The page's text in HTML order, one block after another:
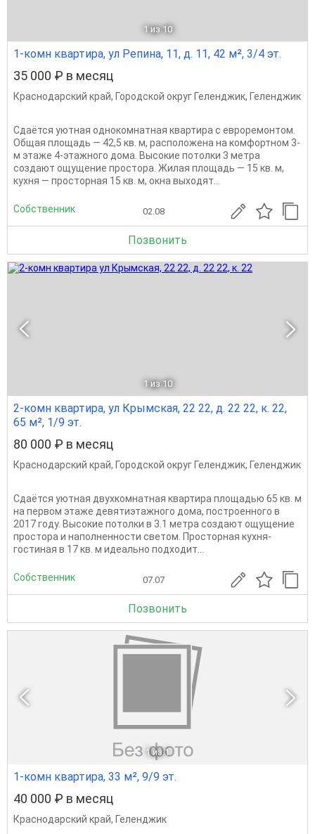
1 из 10
1-комн квартира, ул Репина, 11, д. 11, 42 м², 3/4 эт.
35 000 ₽ в месяц
Краснодарский край, Городской округ Геленджик, Геленджик
Сдаётся уютная однокомнатная квартира с евроремонтом.
Общая площадь — 42,5 кв. м, расположена на комфортном 3-
м этаже 4-этажного дома. Высокие потолки 3 метра
создают ощущение простора. Жилая площадь — 15 кв. м,
кухня — просторная 15 кв. м, окна выходят...
Собственник 02.08
Позвонить
1 из 10
2-комн квартира, ул Крымская, 22 22, д. 22 22, к. 22,
65 м², 1/9 эт.
80 000 ₽ в месяц
Краснодарский край, Городской округ Геленджик, Геленджик
Сдаётся уютная двухкомнатная квартира площадью 65 кв. м
на первом этаже девятиэтажного дома, построенного в
2017 году. Высокие потолки в 3.1 метра создают ощущение
простора и наполненности светом. Просторная кухня-
гостиная в 17 кв. м идеально подходит...
Собственник 07.07
Позвонить
1 из 1
1-комн квартира, 33 м², 9/9 эт.
40 000 ₽ в месяц
Краснодарский край, Геленджик